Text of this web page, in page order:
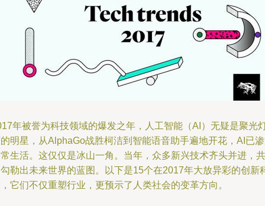
年被誉为科技领域的爆发之年，人工智能（AI）无疑是聚光
明星，从AlphaGo战胜柯洁到智能语音助手遍地开花，AI已
生活。这仅仅是冰山一角。当年，众多新兴技术齐头并进，共
勒出未来世界的蓝图。以下是15个在2017年大放异彩的创新
它们不仅重塑行业，更预示了人类社会的变革方向。